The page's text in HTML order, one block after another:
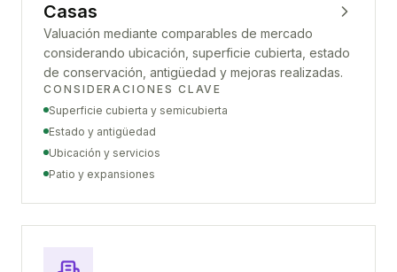
Casas
Valuación mediante comparables de mercado
considerando ubicación, superficie cubierta, estado
de conservación, antigüedad y mejoras realizadas.
CONSIDERACIONES CLAVE
Superficie cubierta y semicubierta
Estado y antigüedad
Ubicación y servicios
Patio y expansiones